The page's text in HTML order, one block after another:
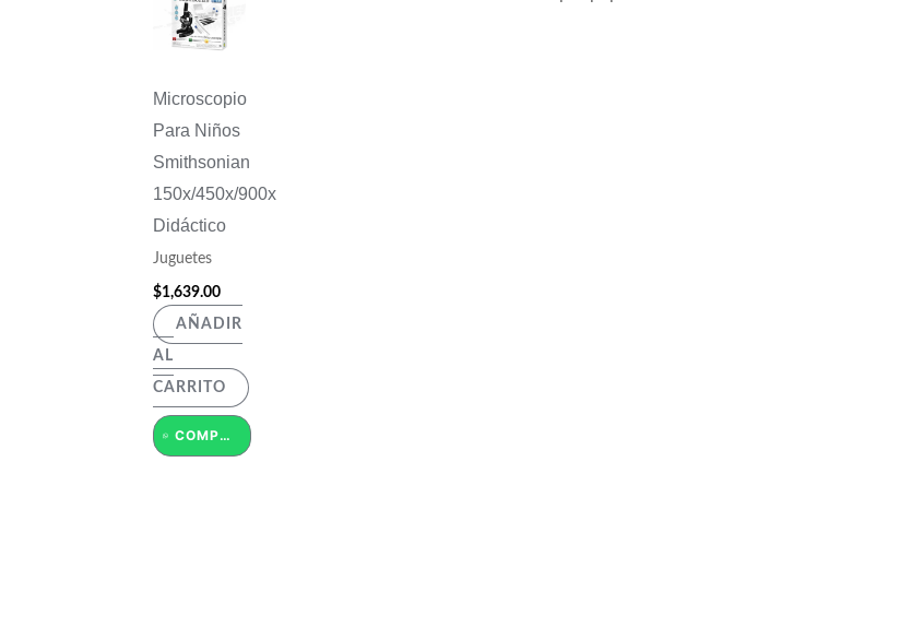
Microscopio
Para Niños
Smithsonian
150x/450x/900x
Didáctico
Juguetes
$1,639.00
AÑADIR
AL
CARRITO
COMPRAR POR WHATSAPP